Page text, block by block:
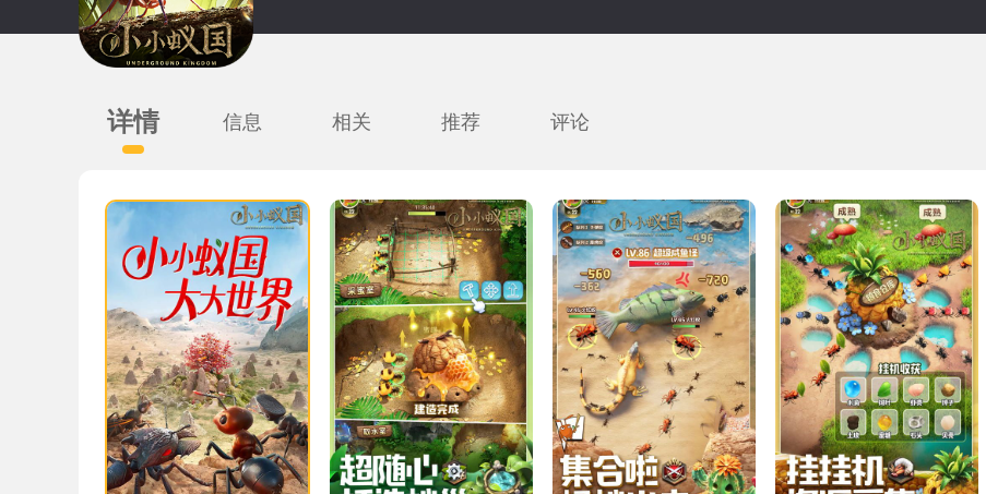
详情 信息 相关 推荐 评论